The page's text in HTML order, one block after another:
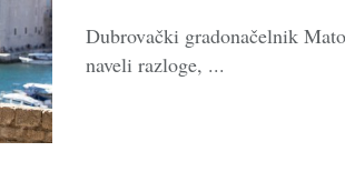
Dubrovački gradonačelnik
naveli razloge, ...